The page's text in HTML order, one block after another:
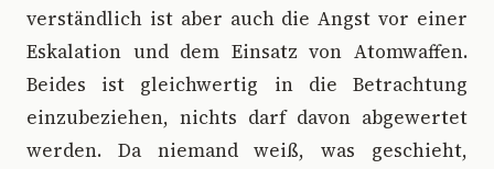
verständlich ist aber auch die Angst vor einer
Eskalation und dem Einsatz von Atomwaffen.
Beides ist gleichwertig in die Betrachtung
einzubeziehen, nichts darf davon abgewertet
werden. Da niemand weiß, was geschieht,